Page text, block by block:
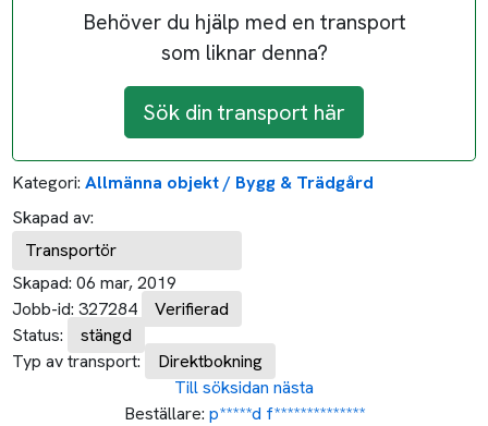
Behöver du hjälp med en transport
som liknar denna?
Sök din transport här
Kategori: Allmänna objekt / Bygg & Trädgård
Skapad av:
Transportör
Skapad: 06 mar, 2019
Jobb-id: 327284
Verifierad
Status:
stängd
Typ av transport:
Direktbokning
Till söksidannästa
Beställare: p*****d f**************